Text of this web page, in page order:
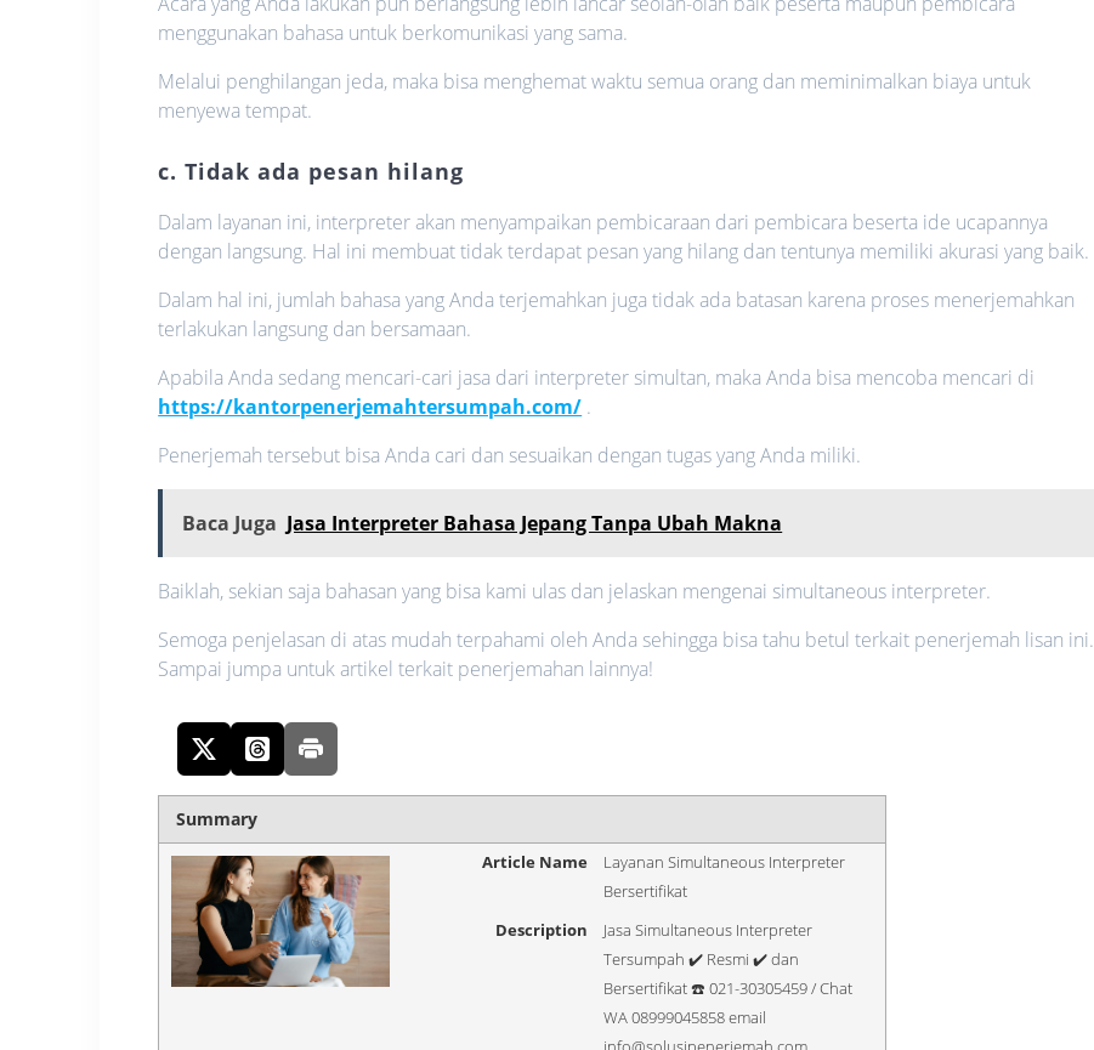
menggunakan bahasa untuk berkomunikasi yang sama.
Melalui penghilangan jeda, maka bisa menghemat waktu semua orang dan meminimalkan biaya untuk
menyewa tempat.
c. Tidak ada pesan hilang
Dalam layanan ini, interpreter akan menyampaikan pembicaraan dari pembicara beserta ide ucapannya
dengan langsung. Hal ini membuat tidak terdapat pesan yang hilang dan tentunya memiliki akurasi yang baik.
Dalam hal ini, jumlah bahasa yang Anda terjemahkan juga tidak ada batasan karena proses menerjemahkan
terlakukan langsung dan bersamaan.
Apabila Anda sedang mencari-cari jasa dari interpreter simultan, maka Anda bisa mencoba mencari di
https://kantorpenerjemahtersumpah.com/ .
Penerjemah tersebut bisa Anda cari dan sesuaikan dengan tugas yang Anda miliki.
Baca Juga Jasa Interpreter Bahasa Jepang Tanpa Ubah Makna
Baiklah, sekian saja bahasan yang bisa kami ulas dan jelaskan mengenai simultaneous interpreter.
Semoga penjelasan di atas mudah terpahami oleh Anda sehingga bisa tahu betul terkait penerjemah lisan ini.
Sampai jumpa untuk artikel terkait penerjemahan lainnya!
Summary
Article Name
Layanan Simultaneous Interpreter
Bersertifikat
Description
Jasa Simultaneous Interpreter
Tersumpah ✔️ Resmi ✔️ dan
Bersertifikat ☎️ 021-30305459 / Chat
WA 08999045858 email